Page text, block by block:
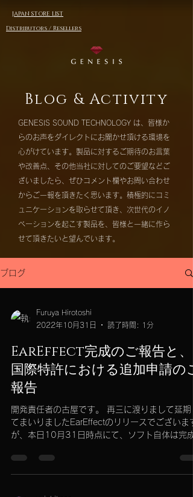
JAPAN STORE LIST
Distributors / Resellers
Blog & Activity
GENESIS SOUND TECHNOLOGY は、皆様か
らのお声をダイレクトにお聞かせ頂ける環境を
心がけています。製品に対するご期待のお言葉
や改善点、その他当社に対してのご要望などご
ざいましたら、ぜひコメント欄やお問い合わせ
からご一報を頂きたく思います。積極的にコミ
ュニケーションを取らせて頂き、次世代のイノ
ベーションを起こす製品を、皆様と一緒に作ら
せて頂きたいと望んでいます。
ブログ
Furuya Hirotoshi
2022年10月31日
読了時間: 1分
EarEffect完成のご報告と、
国際特許における追加申請のご
報告
開発責任者の古屋です。 再三に渡りまして延期
てまいりましたEarEffectのリリースでございます
が、本日10月31日時点にて、ソフト自体は完成
考えておりましたが、次世代型のソフト故に、新
たなアイディアが満載のため、さらなる特...